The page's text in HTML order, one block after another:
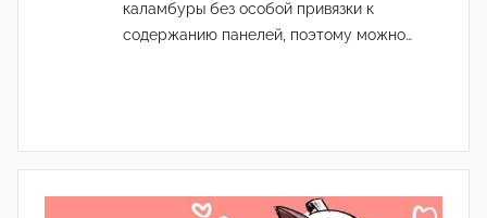
каламбуры без особой привязки к
содержанию панелей, поэтому можно…